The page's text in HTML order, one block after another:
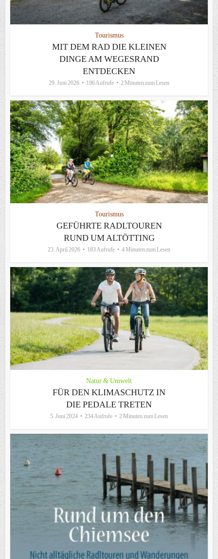
Tourismus
MIT DEM RAD DIE KLEINEN
DINGE AM WEGESRAND
ENTDECKEN
29. Juni 2026 196 Aufrufe 2 Minuten zum Lesen
Tourismus
GEFÜHRTE RADLTOUREN
RUND UM ALTÖTTING
23. April 2026 183 Aufrufe 4 Minuten zum Lesen
Natur & Umwelt
FÜR DEN KLIMASCHUTZ IN
DIE PEDALE TRETEN
5. Juni 2024 234 Aufrufe 2 Minuten zum Lesen